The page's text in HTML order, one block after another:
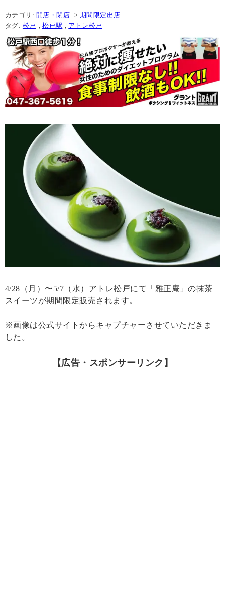
カテゴリ: 開店・閉店 > 期間限定出店
タグ: 松戸 松戸駅 アトレ松戸
4/28（月）〜5/7（水）アトレ松戸にて「雅正庵」の抹茶
スイーツが期間限定販売されます。
※画像は公式サイトからキャプチャーさせていただきま
した。
【広告・スポンサーリンク】